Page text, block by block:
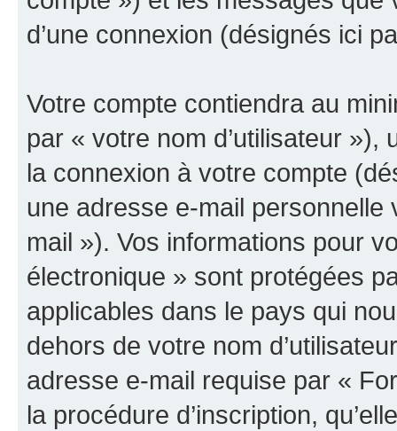
d’une connexion (désignés ici
Votre compte contiendra au
par « votre nom d’utilisateur
la connexion à votre compte
une adresse e-mail
mail »). Vos informations pour
électronique » sont protégées
applicables dans le pays qui
dehors de votre nom
adresse e-mail requise par «
la procédure d’inscription,